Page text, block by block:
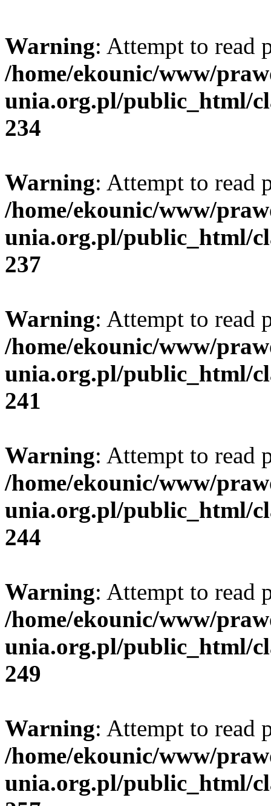
Warning: Attempt to read
/home/ekounic/www/
unia.org.pl/public_html/
234
Warning: Attempt to read
/home/ekounic/www/
unia.org.pl/public_html/
237
Warning: Attempt to read
/home/ekounic/www/
unia.org.pl/public_html/
241
Warning: Attempt to read
/home/ekounic/www/
unia.org.pl/public_html/
244
Warning: Attempt to read
/home/ekounic/www/
unia.org.pl/public_html/
249
Warning: Attempt to read
/home/ekounic/www/
unia.org.pl/public_html/